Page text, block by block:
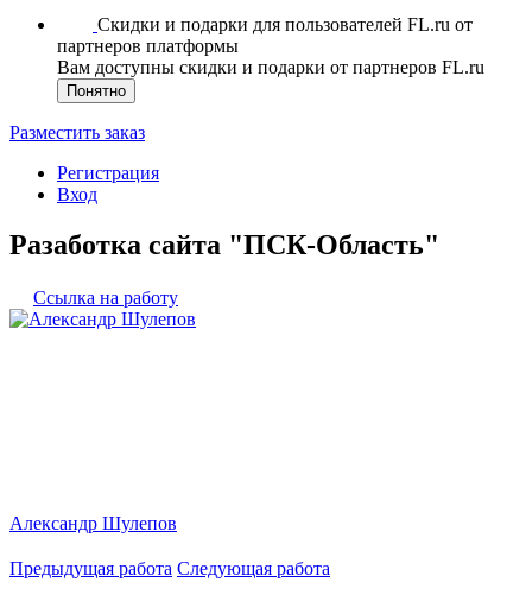
Скидки и подарки для пользователей FL.ru от
партнеров платформы
Вам доступны скидки и подарки от партнеров FL.ru
Понятно
Разместить заказ
Регистрация
Вход
Разаботка сайта "ПСК-Область"
Ссылка на работу
Александр Шулепов
Предыдущая работа Следующая работа